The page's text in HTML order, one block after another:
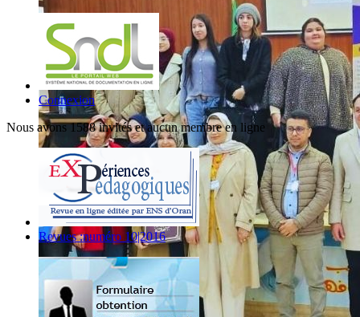
Connexion
Nous avons 1588 invités et aucun membre en ligne
Revues :numéro 10|2016